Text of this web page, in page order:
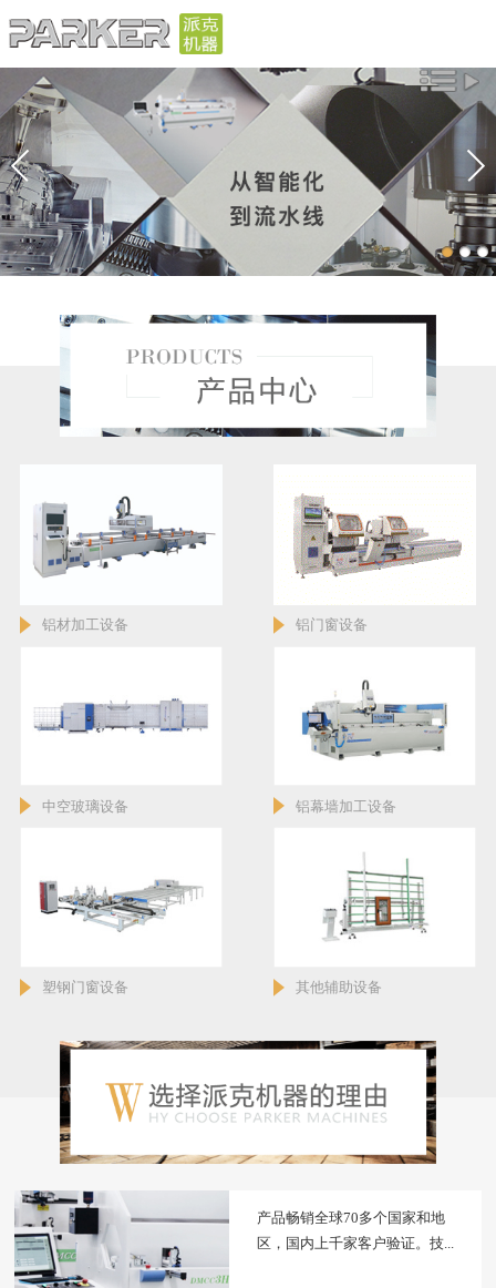
铝材加工设备 铝门窗设备
中空玻璃设备 铝幕墙加工设备
塑钢门窗设备 其他辅助设备
产品畅销全球70多个国家和地
区，国内上千家客户验证。技...